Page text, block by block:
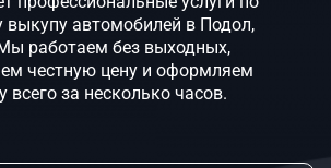
выкупу автомобилей в Подол,
работаем без выходных,
честную цену и оформляем
всего за несколько часов.